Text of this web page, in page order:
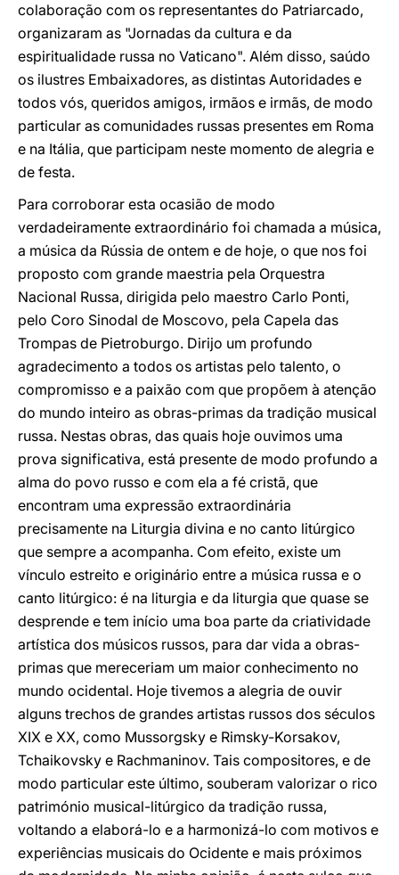
colaboração com os representantes do Patriarcado,
organizaram as "Jornadas da cultura e da
espiritualidade russa no Vaticano". Além disso, saúdo
os ilustres Embaixadores, as distintas Autoridades e
todos vós, queridos amigos, irmãos e irmãs, de modo
particular as comunidades russas presentes em Roma
e na Itália, que participam neste momento de alegria e
de festa.
Para corroborar esta ocasião de modo
verdadeiramente extraordinário foi chamada a música,
a música da Rússia de ontem e de hoje, o que nos foi
proposto com grande maestria pela Orquestra
Nacional Russa, dirigida pelo maestro Carlo Ponti,
pelo Coro Sinodal de Moscovo, pela Capela das
Trompas de Pietroburgo. Dirijo um profundo
agradecimento a todos os artistas pelo talento, o
compromisso e a paixão com que propõem à atenção
do mundo inteiro as obras-primas da tradição musical
russa. Nestas obras, das quais hoje ouvimos uma
prova significativa, está presente de modo profundo a
alma do povo russo e com ela a fé cristã, que
encontram uma expressão extraordinária
precisamente na Liturgia divina e no canto litúrgico
que sempre a acompanha. Com efeito, existe um
vínculo estreito e originário entre a música russa e o
canto litúrgico: é na liturgia e da liturgia que quase se
desprende e tem início uma boa parte da criatividade
artística dos músicos russos, para dar vida a obras-
primas que mereceriam um maior conhecimento no
mundo ocidental. Hoje tivemos a alegria de ouvir
alguns trechos de grandes artistas russos dos séculos
XIX e XX, como Mussorgsky e Rimsky-Korsakov,
Tchaikovsky e Rachmaninov. Tais compositores, e de
modo particular este último, souberam valorizar o rico
património musical-litúrgico da tradição russa,
voltando a elaborá-lo e a harmonizá-lo com motivos e
experiências musicais do Ocidente e mais próximos